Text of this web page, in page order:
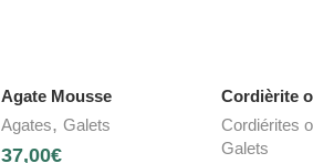
Agate Mousse
Agates, Galets
37,00€
Cordièrite
Cordiérites
Galets